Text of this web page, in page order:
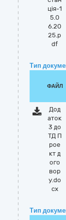
ція-1
5.0
6.20
25.p
df
Тип
ФАЙЛ
Дод
аток
3 до
ТД П
рое
кт д
ого
вор
у.do
cx
Тип